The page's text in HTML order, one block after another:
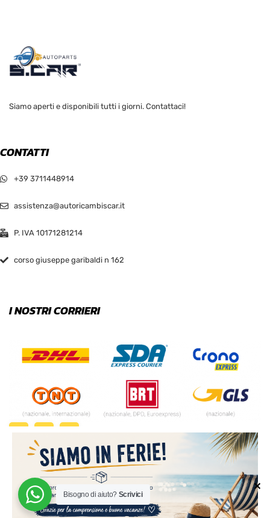
✕
Siamo aperti e disponibili tutti i giorni. Contattaci!
CONTATTI
+39 3711448914
assistenza@autoricambiscar.it
P. IVA 10171281214
corso giuseppe garibaldi n 162
I NOSTRI CORRIERI
Bisogno di aiuto? Scrivici